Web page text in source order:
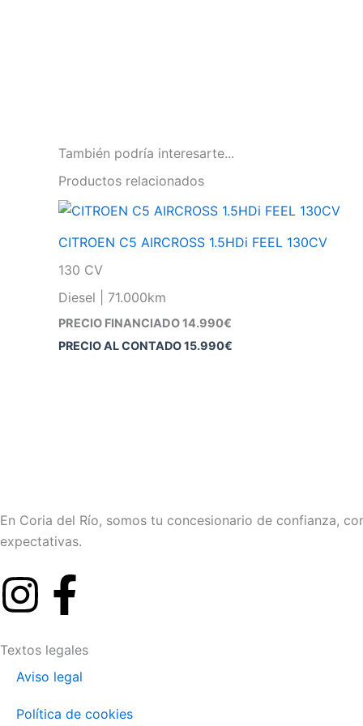
También podría interesarte...
Productos relacionados
CITROEN C5 AIRCROSS 1.5HDi FEEL 130CV
130 CV
Diesel | 71.000km
PRECIO FINANCIADO 14.990€
PRECIO AL CONTADO15.990€
En Coria del Río, somos tu concesionario de confianza,
expectativas.
I
n
s
t
F
a
c
e
Textos legales
Aviso legal
Política de cookies